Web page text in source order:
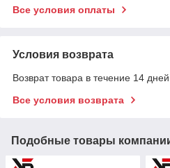
Все условия оплаты
Условия возврата
Возврат товара в течение 14
Все условия возврата
Подобные товары